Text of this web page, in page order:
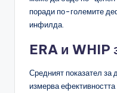
поради по-големите
инфилда.
ERA и WHIP
Средният показател за
измерва ефективността